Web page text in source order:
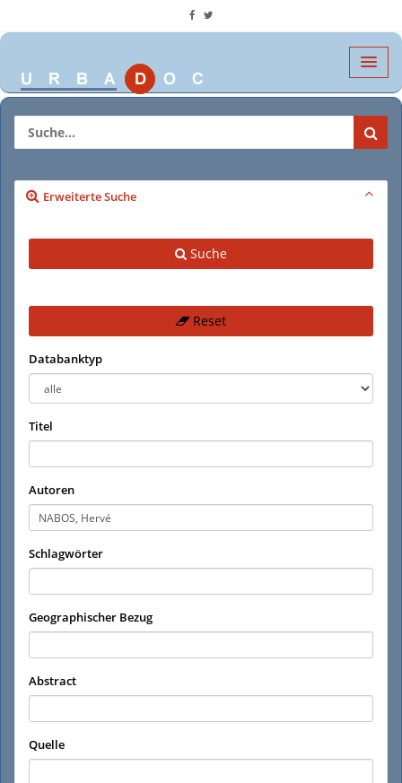
Erweiterte Suche
Suche
Reset
Databanktyp
Titel
Autoren
Schlagwörter
Geographischer Bezug
Abstract
Quelle